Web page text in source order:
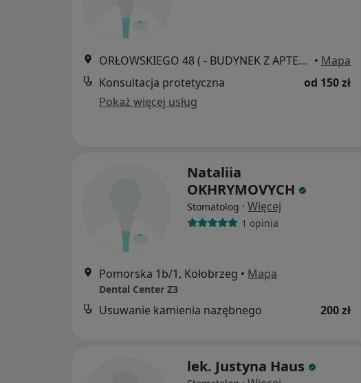
ORŁOWSKIEGO 48 ( - BUDYNEK Z APTEKĄ "Pod Lwem" ), Kołobrzeg • Mapa
Konsultacja protetyczna
od 150 zł
Pokaż więcej usług
Nataliia
OKHRYMOVYCH
Stomatolog · Więcej
1 opinia
Pomorska 1b/1, Kołobrzeg • Mapa
Dental Center Z3
Usuwanie kamienia nazębnego 200 zł
lek. Justyna Haus